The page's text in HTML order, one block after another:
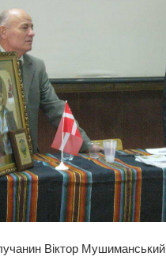
Віктор Мушиманський